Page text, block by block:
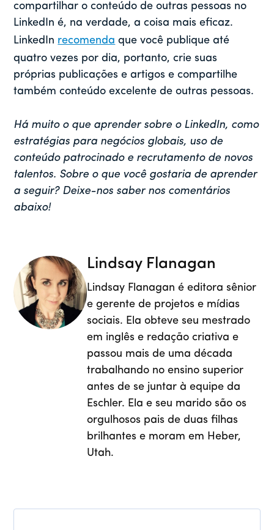
compartilhar o conteúdo de outras pessoas no
LinkedIn é, na verdade, a coisa mais eficaz.
LinkedIn recomenda que você publique até
quatro vezes por dia, portanto, crie suas
próprias publicações e artigos e compartilhe
também conteúdo excelente de outras pessoas.
Há muito o que aprender sobre o LinkedIn, como
estratégias para negócios globais, uso de
conteúdo patrocinado e recrutamento de novos
talentos. Sobre o que você gostaria de aprender
a seguir? Deixe-nos saber nos comentários
abaixo!
Lindsay Flanagan
Lindsay Flanagan é editora sênior
e gerente de projetos e mídias
sociais. Ela obteve seu mestrado
em inglês e redação criativa e
passou mais de uma década
trabalhando no ensino superior
antes de se juntar à equipe da
Eschler. Ela e seu marido são os
orgulhosos pais de duas filhas
brilhantes e moram em Heber,
Utah.